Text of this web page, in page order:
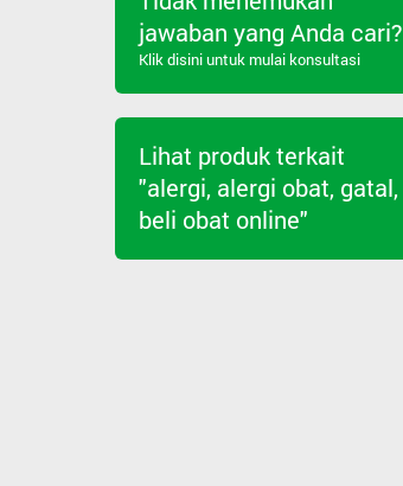
jawaban yang Anda cari?
Klik disini untuk mulai konsultasi
Lihat produk terkait
"alergi, alergi obat, gatal,
beli obat online"